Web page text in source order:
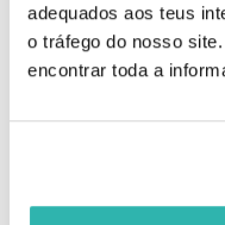
adequados aos teus
o tráfego do nosso
encontrar toda a
Informações de
Informações de